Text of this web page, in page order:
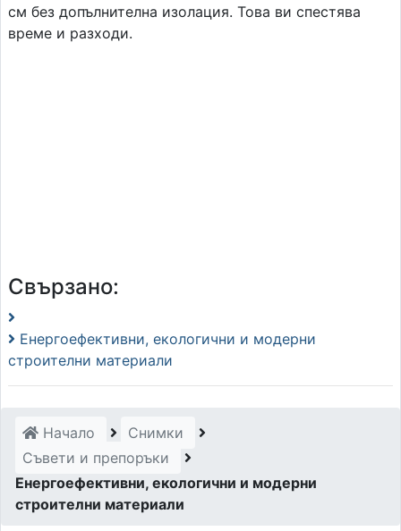
см без допълнителна изолация. Това ви спестява
време и разходи.
Свързано:
Енергоефективни, екологични и модерни
строителни материали
Начало
Снимки
Съвети и препоръки
Енергоефективни, екологични и модерни
строителни материали